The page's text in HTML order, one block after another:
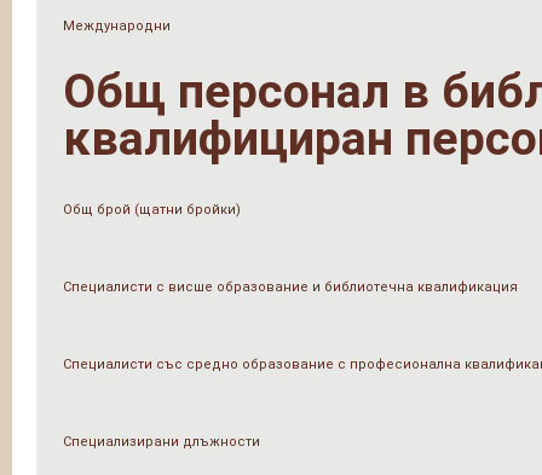
Международни
Общ персонал в
квалифициран
Общ брой (щатни бройки)
Специалисти с висше образование и библиотечна квалификация
Специалисти със средно образование с професионална
Специализирани длъжности